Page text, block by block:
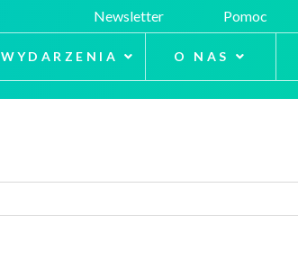
Newsletter Pomoc
WYDARZENIA O NAS